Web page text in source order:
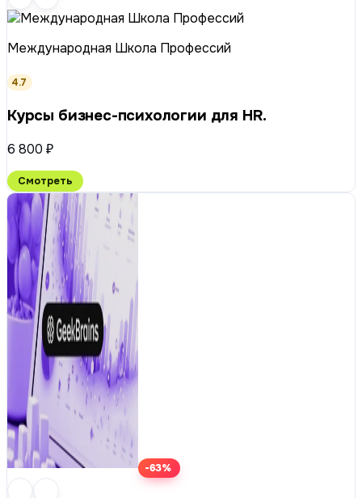
Международная Школа Профессий
4.7
Курсы бизнес-психологии для HR.
6 800 ₽
Смотреть
-63%